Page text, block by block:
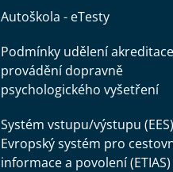
Autoškola - eTesty
Podmínky udělení
provádění dopravně
psychologického vyšetření
Systém vstupu/výstupu
Evropský systém pro
informace a povolení (ETIAS)